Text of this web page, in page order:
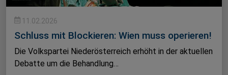
11.02.2026
Schluss mit Blockieren: Wien muss operieren!
Die Volkspartei Niederösterreich erhöht in der aktuellen
Debatte um die Behandlung…